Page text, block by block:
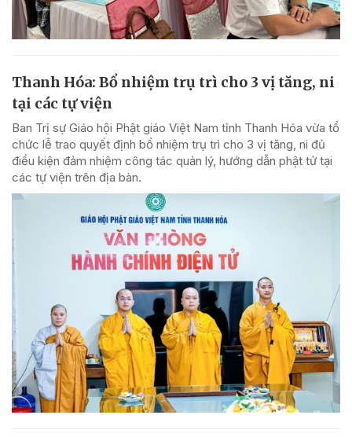
Thanh Hóa: Bổ nhiệm trụ trì cho 3 vị tăng, ni
tại các tự viện
Ban Trị sự Giáo hội Phật giáo Việt Nam tỉnh Thanh Hóa vừa tổ
chức lễ trao quyết định bổ nhiệm trụ trì cho 3 vị tăng, ni đủ
điều kiện đảm nhiệm công tác quản lý, hướng dẫn phật tử tại
các tự viện trên địa bàn.